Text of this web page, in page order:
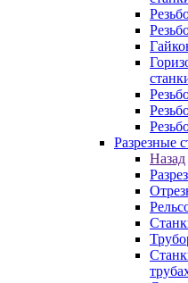
Разрезные
Назад